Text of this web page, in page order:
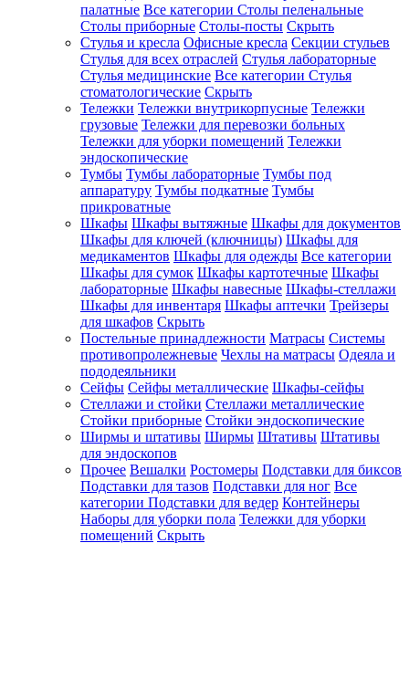
палатные Все категории Столы пеленальные
Столы приборные Столы-посты Скрыть
Стулья и кресла Офисные кресла Секции стульев
Стулья для всех отраслей Стулья лабораторные
Стулья медицинские Все категории Стулья
стоматологические Скрыть
Тележки Тележки внутрикорпусные Тележки
грузовые Тележки для перевозки больных
Тележки для уборки помещений Тележки
эндоскопические
Тумбы Тумбы лабораторные Тумбы под
аппаратуру Тумбы подкатные Тумбы
прикроватные
Шкафы Шкафы вытяжные Шкафы для документов
Шкафы для ключей (ключницы) Шкафы для
медикаментов Шкафы для одежды Все категории
Шкафы для сумок Шкафы картотечные Шкафы
лабораторные Шкафы навесные Шкафы-стеллажи
Шкафы для инвентаря Шкафы аптечки Трейзеры
для шкафов Скрыть
Постельные принадлежности Матрасы Системы
противопролежневые Чехлы на матрасы Одеяла и
пододеяльники
Сейфы Сейфы металлические Шкафы-сейфы
Стеллажи и стойки Стеллажи металлические
Стойки приборные Стойки эндоскопические
Ширмы и штативы Ширмы Штативы Штативы
для эндоскопов
Прочее Вешалки Ростомеры Подставки для биксов
Подставки для тазов Подставки для ног Все
категории Подставки для ведер Контейнеры
Наборы для уборки пола Тележки для уборки
помещений Скрыть